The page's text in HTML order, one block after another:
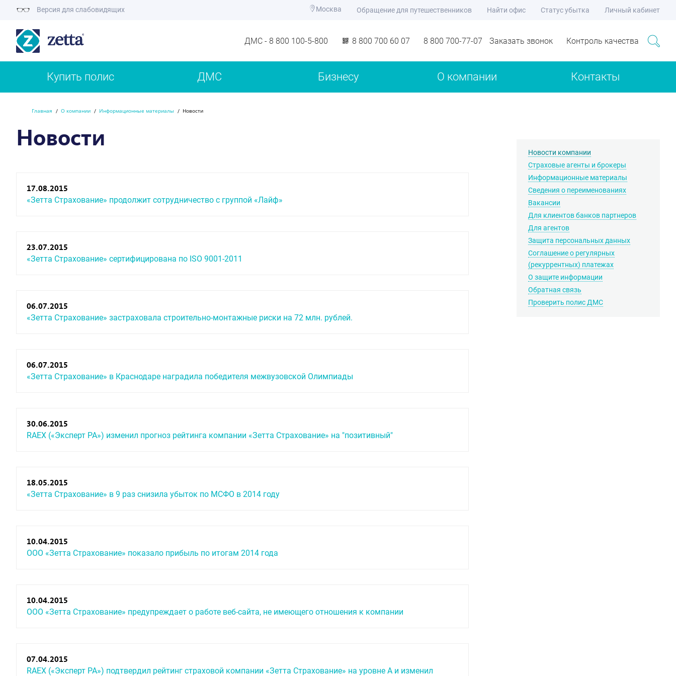
Версия для слабовидящих Москва Обращение для путешественников Найти офис Статус убытка Личный кабинет
ДМС - 8 800 100-5-800 8 800 700 60 07 8 800 700-77-07 Заказать звонок Контроль качества
Купить полис ДМС Бизнесу О компании Контакты
Главная О компании Информационные материалы Новости
Новости
17.08.2015
«Зетта Страхование» продолжит сотрудничество с группой «Лайф»
23.07.2015
«Зетта Страхование» сертифицирована по ISO 9001-2011
06.07.2015
«Зетта Страхование» застраховала строительно-монтажные риски на 72 млн. рублей.
06.07.2015
«Зетта Страхование» в Краснодаре наградила победителя межвузовской Олимпиады
30.06.2015
RAEX («Эксперт РА») изменил прогноз рейтинга компании «Зетта Страхование» на "позитивный"
18.05.2015
«Зетта Страхование» в 9 раз снизила убыток по МСФО в 2014 году
10.04.2015
ООО «Зетта Страхование» показало прибыль по итогам 2014 года
10.04.2015
ООО «Зетта Страхование» предупреждает о работе веб-сайта, не имеющего отношения к компании
07.04.2015
RAEX («Эксперт РА») подтвердил рейтинг страховой компании «Зетта Страхование» на уровне А и изменил
Новости компании
Страховые агенты и брокеры
Информационные материалы
Сведения о переименованиях
Вакансии
Для клиентов банков партнеров
Для агентов
Защита персональных данных
Соглашение о регулярных
(рекуррентных) платежах
О защите информации
Обратная связь
Проверить полис ДМС